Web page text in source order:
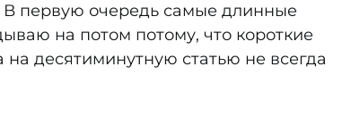
первую очередь самые длинные
на потом потому, что короткие
на десятиминутную статью не всегда